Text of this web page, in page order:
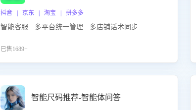
抖音 | 京东 | 淘宝 | 拼多多
智能客服 · 多平台统一管理 · 多店铺话术同步
已售1689+
智能尺码推荐-智能体问答